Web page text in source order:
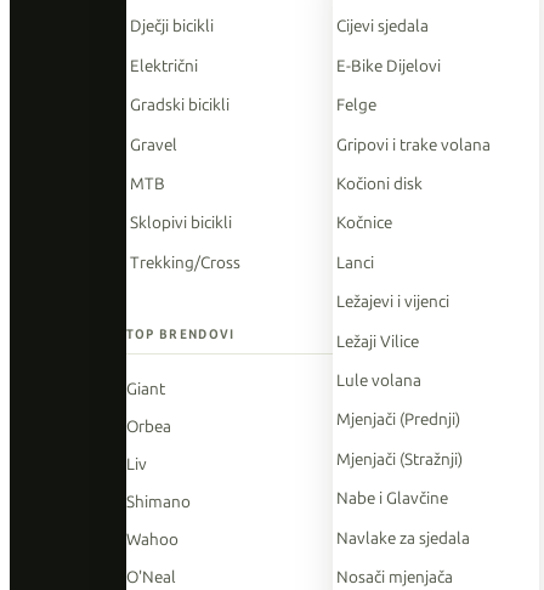
Dječji bicikli
Električni
Gradski bicikli
Gravel
MTB
Sklopivi bicikli
Trekking/Cross
TOP BRENDOVI
Giant
Orbea
Liv
Shimano
Wahoo
O'Neal
Cijevi sjedala
E-Bike Dijelovi
Felge
Gripovi i trake volana
Kočioni disk
Kočnice
Lanci
Ležajevi i vijenci
Ležaji Vilice
Lule volana
Mjenjači (Prednji)
Mjenjači (Stražnji)
Nabe i Glavčine
Navlake za sjedala
Nosači mjenjača